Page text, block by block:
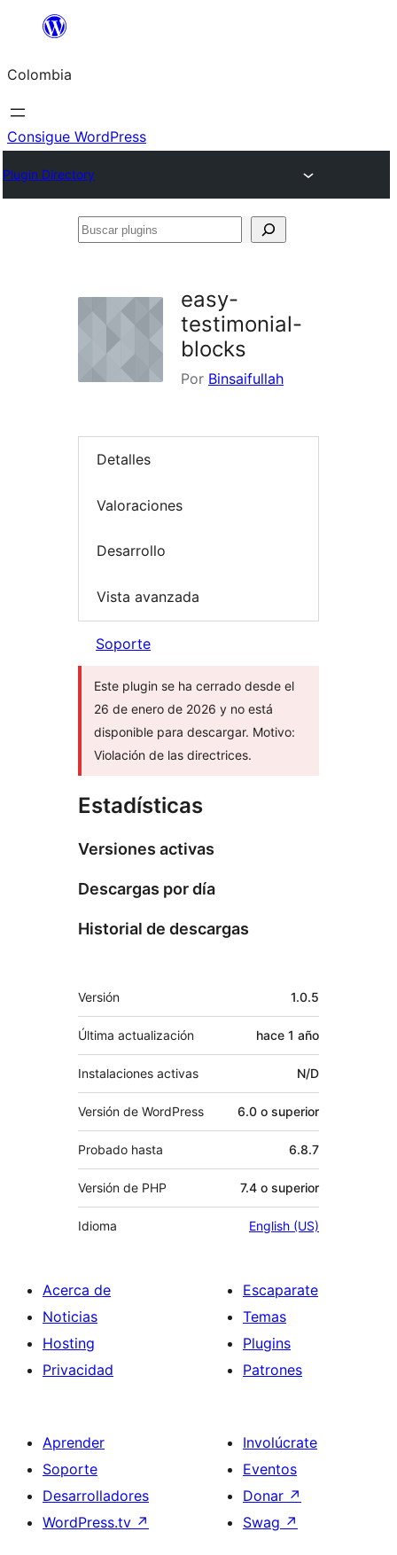
Saltar
contenido
Colombia
Consigue WordPress
Plugin Directory
Buscar
easy-
testimonial-
blocks
Por Binsaifullah
Detalles
Valoraciones
Desarrollo
Vista avanzada
Soporte
Este plugin se ha cerrado desde el
26 de enero de 2026 y no está
disponible para descargar. Motivo:
Violación de las directrices.
Estadísticas
Versiones activas
Descargas por día
Historial de descargas
Meta
Versión 1.0.5
Última actualización hace 1 año
Instalaciones activas N/D
Versión de WordPress 6.0 o superior
Probado hasta 6.8.7
Versión de PHP 7.4 o superior
Idioma English (US)
Acerca de
Noticias
Hosting
Privacidad
Escaparate
Temas
Plugins
Patrones
Aprender
Soporte
Desarrolladores
WordPress.tv ↗
Involúcrate
Eventos
Donar ↗
Swag ↗